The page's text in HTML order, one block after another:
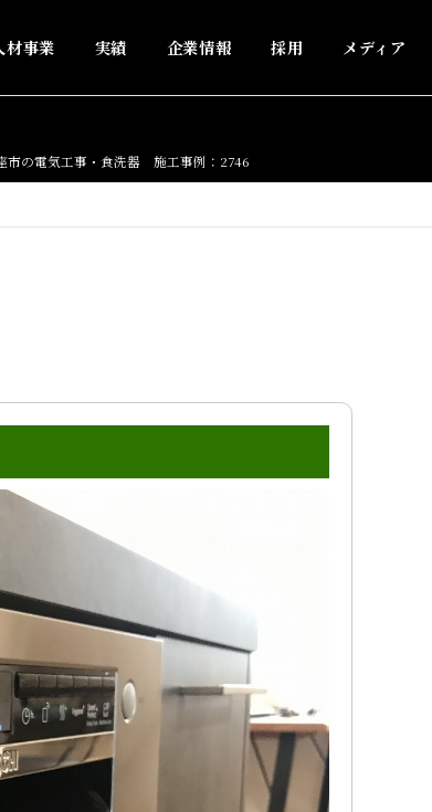
材事業 実績 企業情報 採用 メディア
市の電気工事・食洗器 施工事例：2746